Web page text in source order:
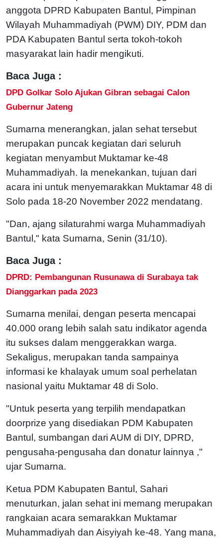
anggota DPRD Kabupaten Bantul, Pimpinan
Wilayah Muhammadiyah (PWM) DIY, PDM dan
PDA Kabupaten Bantul serta tokoh-tokoh
masyarakat lain hadir mengikuti.
Baca Juga :
DPD Golkar Solo Ajukan Gibran sebagai Calon
Gubernur Jateng
Sumarna menerangkan, jalan sehat tersebut
merupakan puncak kegiatan dari seluruh
kegiatan menyambut Muktamar ke-48
Muhammadiyah. Ia menekankan, tujuan dari
acara ini untuk menyemarakkan Muktamar 48 di
Solo pada 18-20 November 2022 mendatang.
"Dan, ajang silaturahmi warga Muhammadiyah
Bantul," kata Sumarna, Senin (31/10).
Baca Juga :
DPRD: Pembangunan Rusunawa di Surabaya tak
Dianggarkan pada 2023
Sumarna menilai, dengan peserta mencapai
40.000 orang lebih salah satu indikator agenda
itu sukses dalam menggerakkan warga.
Sekaligus, merupakan tanda sampainya
informasi ke khalayak umum soal perhelatan
nasional yaitu Muktamar 48 di Solo.
"Untuk peserta yang terpilih mendapatkan
doorprize yang disediakan PDM Kabupaten
Bantul, sumbangan dari AUM di DIY, DPRD,
pengusaha-pengusaha dan donatur lainnya ,"
ujar Sumarna.
Ketua PDM Kabupaten Bantul, Sahari
menuturkan, jalan sehat ini memang merupakan
rangkaian acara semarakkan Muktamar
Muhammadiyah dan Aisyiyah ke-48. Yang mana,